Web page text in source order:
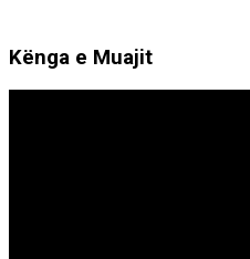
Kënga e Muajit